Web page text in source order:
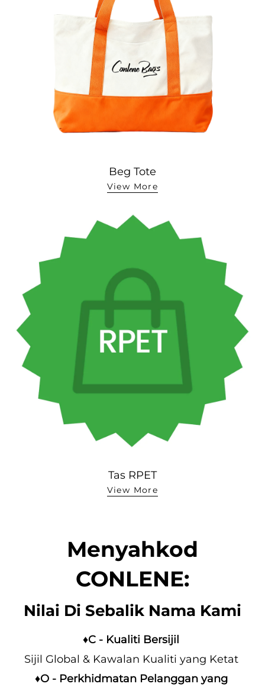
Beg Tote
View More
Tas RPET
View More
Menyahkod
CONLENE:
Nilai Di Sebalik Nama Kami
♦C - Kualiti Bersijil
Sijil Global & Kawalan Kualiti yang Ketat
♦O - Perkhidmatan Pelanggan yang